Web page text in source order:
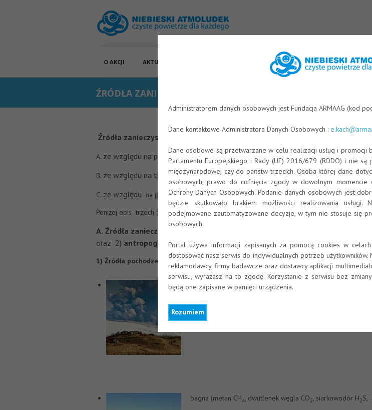
Administratorem danych osobowych jest Fundacja ARMAAG (kod
Dane kontaktowe Administratora Danych Osobowych :
Dane osobowe są przetwarzane w celu realizacji usług i
Parlamentu Europejskiego i Rady (UE) 2016/679 (RODO) i nie
międzynarodowej czy do państw trzecich. Osoba której dane
osobowych, prawo do cofnięcia zgody w dowolnym momencie
Ochrony Danych Osobowych. Podanie danych osobowych jest
będzie skutkowało brakiem możliwości realizowania
podejmowane zautomatyzowane decyzje, w tym nie stosuje się
osobowych.
Portal używa informacji zapisanych za pomocą cookies w
dostosować nasz serwis do indywidualnych potrzeb użytkowników.
reklamodawcy, firmy badawcze oraz dostawcy aplikacji
serwisu, wyrażasz na to zgodę. Korzystanie z serwisu bez
będą one zapisane w pamięci urządzenia.
Rozumiem
O AKCJI AKTUALNOŚCI MATERIAŁY EDUKACYJNE ANIMACJE EDUKACYJNE
ŹRÓDŁA ZANIECZYSZCZEŃ POWIETRZA
Źródła zanieczyszczeń powietrza możemy podzielić
A. ze względu na pochodzenie
B. ze względu na to w jaki sposób następuje rozprzestrzenianie się
C. ze względu na postaćw jakiej zostały uwolnione do atmosfery
Poniżej opis trzech grup zanieczyszczeń.
A. Źródła zanieczyszczeń powietrza możemy podzielić ze względu na
oraz 2) antropogenicznego(związanego z działalnością człowieka).
1) Źródła pochodzenia naturalnego:
wybuchy wulkanów – obecnie jest około 450 czynnych
bagna (metan CH4 , dwutlenek węgla CO2 , siarkowodór H2S,